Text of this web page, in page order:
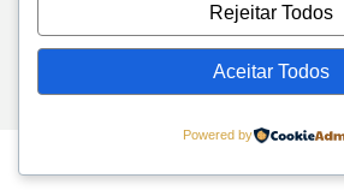
Send
Rejeitar Todos
Aceitar Todos
Powered by